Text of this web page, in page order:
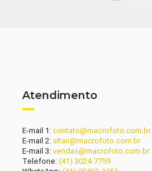
Atendimento
E-mail 1:contato@macrofoto.com.br
E-mail 2: altair@macrofoto.com.br
E-mail 3:vendas@macrofoto.com.br
Telefone:(41) 3024-7759